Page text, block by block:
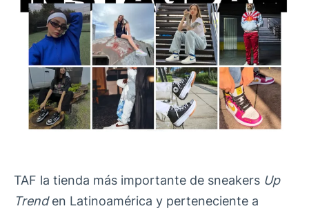
TAF la tienda más importante de sneakers Up
Trenden Latinoamérica y perteneciente a